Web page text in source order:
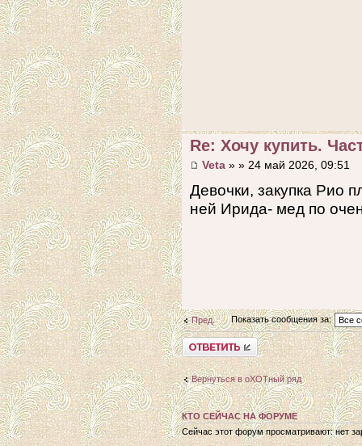
Re: Хочу купить.
Veta » » 24 май 2026, 09:51
Девочки, закупка Рио
ней Ирида- мед по
Пред. Показать сообщения за:
Ответить
Вернуться в оХОТный ряд
КТО СЕЙЧАС НА ФОРУМЕ
Сейчас этот форум просматривают: нет